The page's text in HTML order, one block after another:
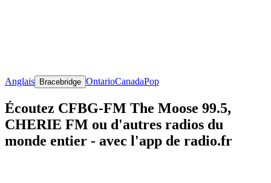
Anglais Bracebridge OntarioCanadaPop
Écoutez CFBG-FM The Moose 99.5,
CHERIE FM ou d'autres radios du
monde entier - avec l'app de radio.fr